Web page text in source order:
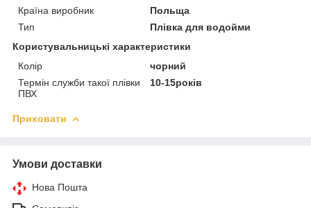
Країна виробник
Польща
Тип
Плівка для водойми
Користувальницькі характеристики
Колір
чорний
Термін служби такої плівки
ПВХ
10-15років
Приховати
Умови доставки
Нова Пошта